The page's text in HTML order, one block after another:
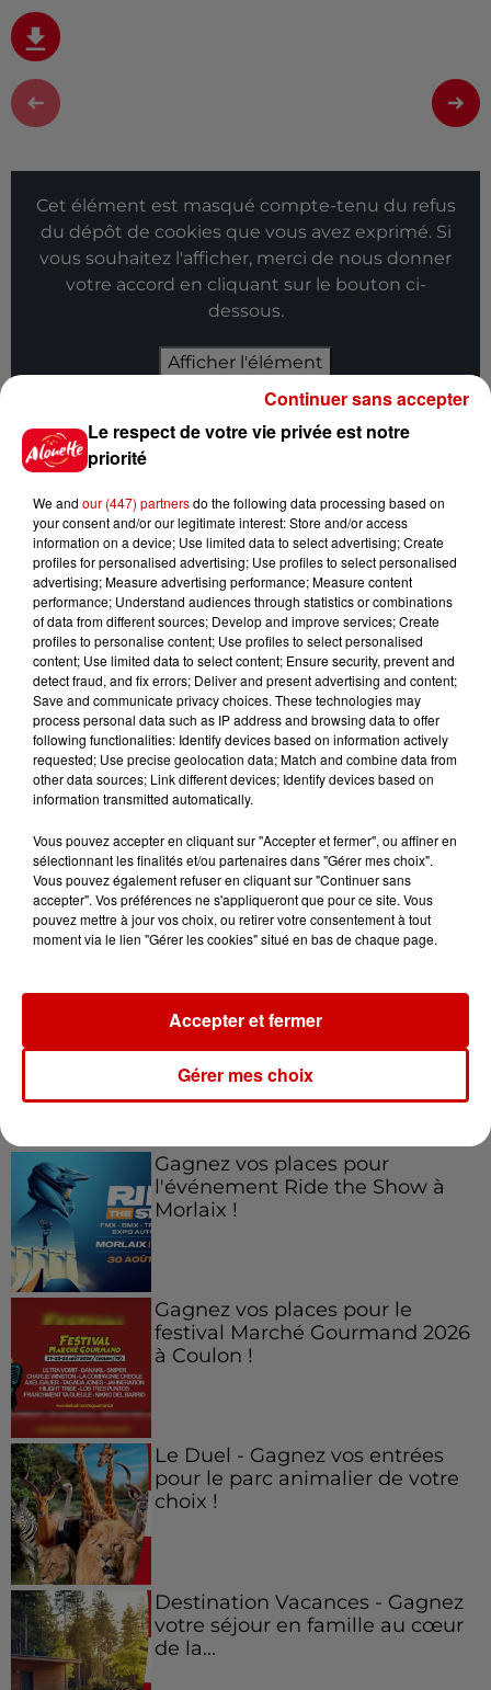
Cet élément est masqué compte-tenu du refus
du dépôt de cookies que vous avez exprimé. Si
vous souhaitez l'afficher, merci de nous donner
votre accord en cliquant sur le bouton ci-
dessous.
Afficher l'élément
À LA UNE : incendies volontaires,
accident à La Rochelle et Choc...
12h37
Bordeaux : un voleur traverse le
faux plafond de l'hôpital et...
11h28
Le Choc des terroirs : le Curé
Nantais ou le Chabichou du
Poitou ?...
11h11
Face aux aboiements de chiens
Jeux Voir plus
Gagnez vos places pour
l'événement Ride the Show à
Morlaix !
Gagnez vos places pour le
festival Marché Gourmand 2026
à Coulon !
Le Duel - Gagnez vos entrées
pour le parc animalier de votre
choix !
Destination Vacances - Gagnez
votre séjour en famille au cœur
de la...
Le respect de votre vie privée est notre
priorité
We and our (447) partnersdo the following data processing based on
your consent and/or our legitimate interest: Store and/or access
information on a device; Use limited data to select advertising; Create
profiles for personalised advertising; Use profiles to select personalised
advertising; Measure advertising performance; Measure content
performance; Understand audiences through statistics or combinations
of data from different sources; Develop and improve services; Create
profiles to personalise content; Use profiles to select personalised
content; Use limited data to select content; Ensure security, prevent and
detect fraud, and fix errors; Deliver and present advertising and content;
Save and communicate privacy choices. These technologies may
process personal data such as IP address and browsing data to offer
following functionalities: Identify devices based on information actively
requested; Use precise geolocation data; Match and combine data from
other data sources; Link different devices; Identify devices based on
information transmitted automatically.
Vous pouvez accepter en cliquant sur "Accepter et fermer", ou affiner en
sélectionnant les finalités et/ou partenaires dans "Gérer mes choix".
Vous pouvez également refuser en cliquant sur "Continuer sans
accepter". Vos préférences ne s'appliqueront que pour ce site. Vous
pouvez mettre à jour vos choix, ou retirer votre consentement à tout
moment via le lien "Gérer les cookies" situé en bas de chaque page.
Gérer mes choix
Accepter et fermer
Continuer sans accepter